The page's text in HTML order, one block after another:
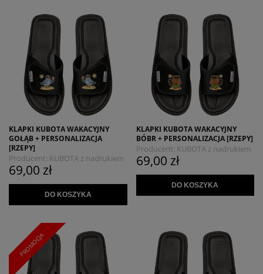
KLAPKI KUBOTA WAKACYJNY
GOŁĄB + PERSONALIZACJA
[RZEPY]
Producent: KUBOTA z nadrukiem
MYSZOJELEŃ
69,00 zł
DO KOSZYKA
KLAPKI KUBOTA WAKACYJNY
BÓBR + PERSONALIZACJA [RZEPY]
Producent: KUBOTA z nadrukiem
MYSZOJELEŃ
69,00 zł
DO KOSZYKA
PROMOCJA